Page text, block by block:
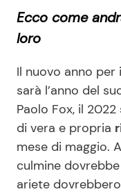
Ecco come
loro
Il nuovo anno
sarà l’anno del
Paolo Fox, il
di vera e propria
mese di maggio.
culmine
ariete